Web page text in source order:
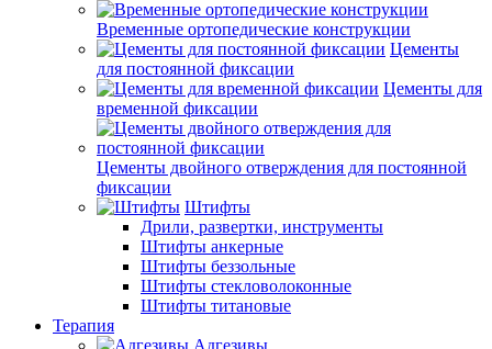
Временные ортопедические конструкции
Цементы
для постоянной фиксации
Цементы для
временной фиксации
Цементы двойного отверждения для постоянной
фиксации
Штифты
Дрили, развертки, инструменты
Штифты анкерные
Штифты беззольные
Штифты стекловолоконные
Штифты титановые
Терапия
Адгезивы